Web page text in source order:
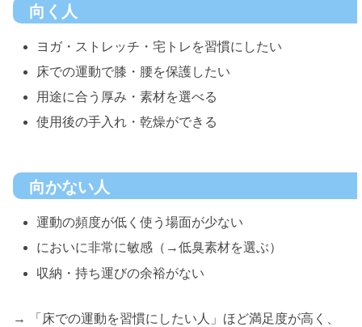
向く人
ヨガ・ストレッチ・宅トレを習慣にしたい
床での運動で膝・腰を保護したい
用途に合う厚み・素材を選べる
使用後の手入れ・乾燥ができる
向かない人
運動の頻度が低く使う場面が少ない
においに非常に敏感（→低臭素材を選ぶ）
収納・持ち運びの余裕がない
→ 「床での運動を習慣にしたい人」ほど満足度が高く、